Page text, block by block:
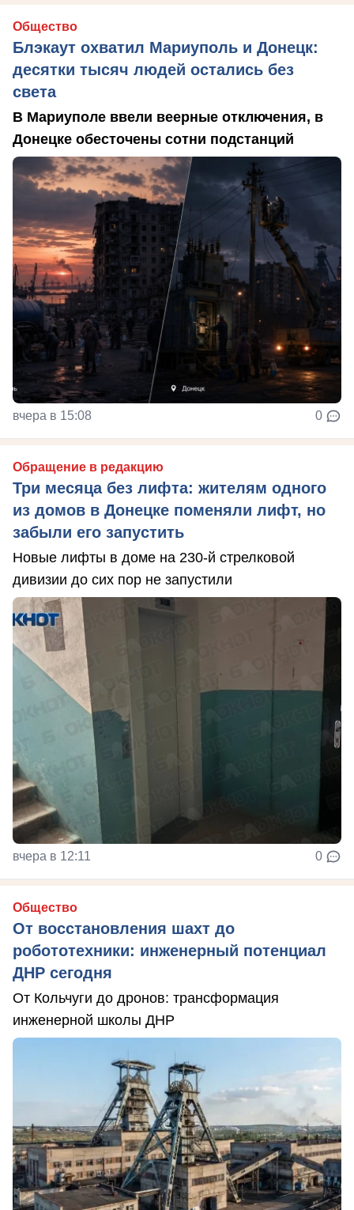
Общество
Блэкаут охватил Мариуполь и Донецк:
десятки тысяч людей остались без
света
В Мариуполе ввели веерные отключения, в
Донецке обесточены сотни подстанций
вчера в 15:08 0
Обращение в редакцию
Три месяца без лифта: жителям одного
из домов в Донецке поменяли лифт, но
забыли его запустить
Новые лифты в доме на 230-й стрелковой
дивизии до сих пор не запустили
вчера в 12:11 0
Общество
От восстановления шахт до
робототехники: инженерный потенциал
ДНР сегодня
От Кольчуги до дронов: трансформация
инженерной школы ДНР